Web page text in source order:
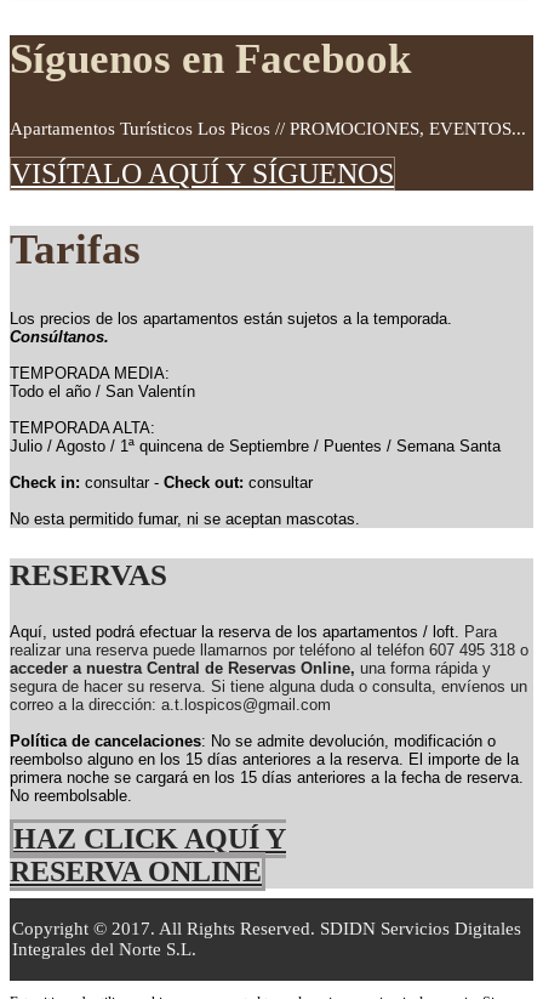
Síguenos en Facebook
Apartamentos Turísticos Los Picos // PROMOCIONES, EVENTOS...
VISÍTALO AQUÍ Y SÍGUENOS
Tarifas
Los precios de los apartamentos están sujetos a la temporada.
Consúltanos.
TEMPORADA MEDIA:
Todo el año / San Valentín
TEMPORADA ALTA:
Julio / Agosto / 1ª quincena de Septiembre / Puentes / Semana Santa
Check in: consultar - Check out: consultar
No esta permitido fumar, ni se aceptan mascotas.
RESERVAS
Aquí, usted podrá efectuar la reserva de los apartamentos / loft.
Para
realizar una reserva puede llamarnos por teléfono al teléfon 607 495 318 o
acceder a nuestra Central de Reservas Online, una forma rápida y
segura de hacer su reserva. Si tiene alguna duda o consulta, envíenos un
correo a la dirección: a.t.lospicos@gmail.com
Política de cancelaciones: No se admite devolución, modificación o
reembolso alguno en los 15 días anteriores a la reserva.
El importe de la
primera noche se cargará en los 15 días anteriores a la fecha de reserva.
No reembolsable.
HAZ CLICK AQUÍ Y
RESERVA ONLINE
Copyright © 2017. All Rights Reserved. SDIDN Servicios Digitales
Integrales del Norte S.L.